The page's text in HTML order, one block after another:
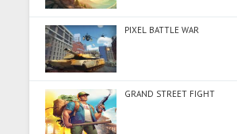
PIXEL BATTLE WAR
GRAND STREET FIGHT